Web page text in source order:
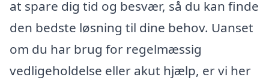
at spare dig tid og besvær, så du kan finde
den bedste løsning til dine behov. Uanset
om du har brug for regelmæssig
vedligeholdelse eller akut hjælp, er vi her